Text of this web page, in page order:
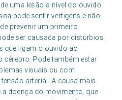
uma lesão a nível do ouvido
pode sentir vertigens e não
prevenir um primeiro
ser causada por distúrbios
que ligam o ouvido ao
Pode também estar
visuais ou com
arterial. A causa mais
doença do movimento, que